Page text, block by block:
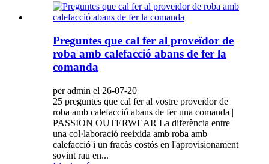
Preguntes que cal fer al proveïdor de
roba amb calefacció abans de fer la
comanda
per admin el 26-07-20
25 preguntes que cal fer al vostre proveïdor de
roba amb calefacció abans de fer una comanda |
PASSION OUTERWEAR La diferència entre
una col·laboració reeixida amb roba amb
calefacció i un fracàs costós en l'aprovisionament
sovint rau en...